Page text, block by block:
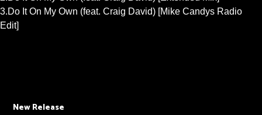
3.Do It On My Own (feat. Craig David) [Mike Candys Radio
Edit]
New Release